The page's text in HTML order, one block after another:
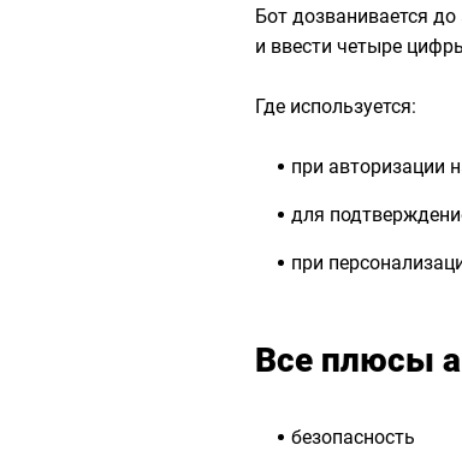
Бот дозванивается
и ввести четыре
Где используется:
при авторизации
для
при
Все плюсы
безопасность